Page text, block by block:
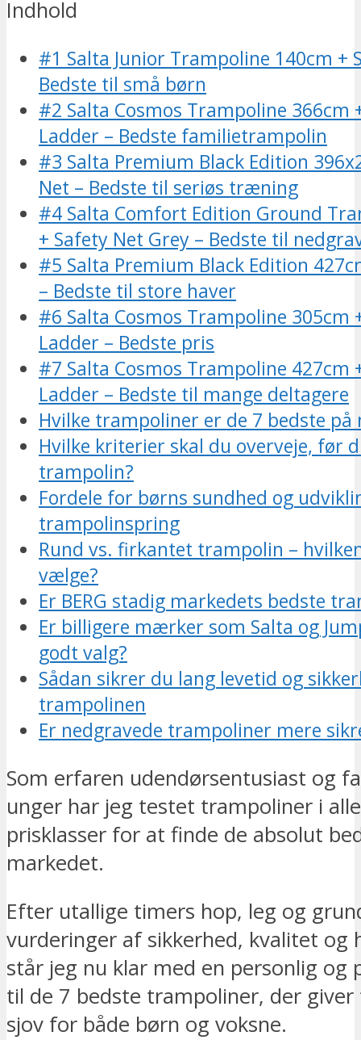
Indhold
#1 Salta Junior Trampoline 140cm +
Bedste til små børn
#2 Salta Cosmos Trampoline 366cm
Ladder – Bedste familietrampolin
#3 Salta Premium Black Edition
Net – Bedste til seriøs træning
#4 Salta Comfort Edition Ground
+ Safety Net Grey – Bedste til
#5 Salta Premium Black Edition
– Bedste til store haver
#6 Salta Cosmos Trampoline 305cm
Ladder – Bedste pris
#7 Salta Cosmos Trampoline 427cm
Ladder – Bedste til mange deltagere
Hvilke trampoliner er de 7 bedste på
Hvilke kriterier skal du overveje, før
trampolin?
Fordele for børns sundhed og
trampolinspring
Rund vs. firkantet trampolin –
vælge?
Er BERG stadig markedets bedste
Er billigere mærker som Salta og
godt valg?
Sådan sikrer du lang levetid og
trampolinen
Er nedgravede trampoliner mere
Som erfaren udendørsentusiast og
unger har jeg testet trampoliner i
prisklasser for at finde de absolut
markedet.
Efter utallige timers hop, leg og
vurderinger af sikkerhed, kvalitet og
står jeg nu klar med en personlig og
til de 7 bedste trampoliner, der
sjov for både børn og voksne.